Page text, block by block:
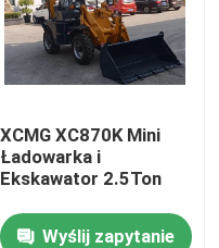
XCMG XC870K Mini
Ładowarka i
Ekskawator 2.5Ton
Wyślij zapytanie